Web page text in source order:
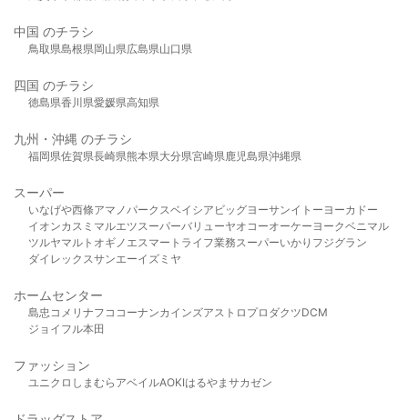
中国 のチラシ
鳥取県島根県岡山県広島県山口県
四国 のチラシ
徳島県香川県愛媛県高知県
九州・沖縄 のチラシ
福岡県佐賀県長崎県熊本県大分県宮崎県鹿児島県沖縄県
スーパー
いなげや西條アマノパークスベイシア ビッグヨーサンイトーヨーカドー
イオンカスミ マルエツスーパーバリューヤオコーオーケー ヨークベニマル
ツルヤマルト オギノ エスマート ライフ業務スーパーいかり フジグラン
ダイレックスサンエーイズミヤ
ホームセンター
島忠 コメリ ナフコ コーナンカインズアストロプロダクツDCM
ジョイフル本田
ファッション
ユニクロ しまむら アベイルAOKIはるやま サカゼン